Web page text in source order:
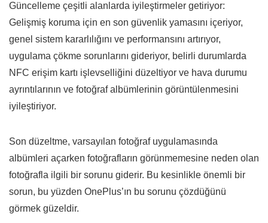
Güncelleme çeşitli alanlarda iyileştirmeler getiriyor:
Gelişmiş koruma için en son güvenlik yamasını içeriyor,
genel sistem kararlılığını ve performansını artırıyor,
uygulama çökme sorunlarını gideriyor, belirli durumlarda
NFC erişim kartı işlevselliğini düzeltiyor ve hava durumu
ayrıntılarının ve fotoğraf albümlerinin görüntülenmesini
iyileştiriyor.
Son düzeltme, varsayılan fotoğraf uygulamasında
albümleri açarken fotoğrafların görünmemesine neden olan
fotoğrafla ilgili bir sorunu giderir. Bu kesinlikle önemli bir
sorun, bu yüzden OnePlus’ın bu sorunu çözdüğünü
görmek güzeldir.